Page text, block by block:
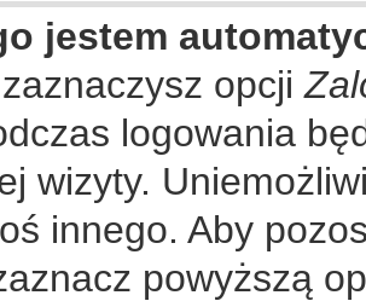
jestem
opcji
logowania
wizyty.
innego. Aby
powyższą